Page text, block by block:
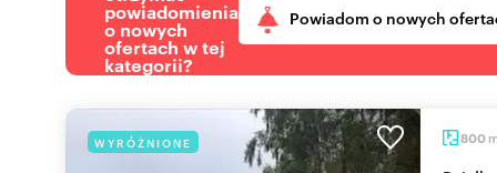
powiadomienia
o nowych
ofertach w tej
kategorii?
Powiadom o nowych
WYRÓŻNIONE 800